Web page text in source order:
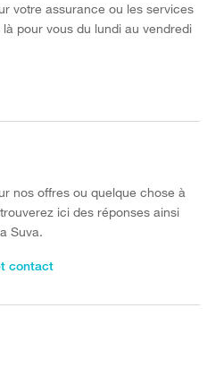
votre assurance ou les services
pour vous du lundi au vendredi
nos offres ou quelque chose à
ici des réponses ainsi
Suva.
contact